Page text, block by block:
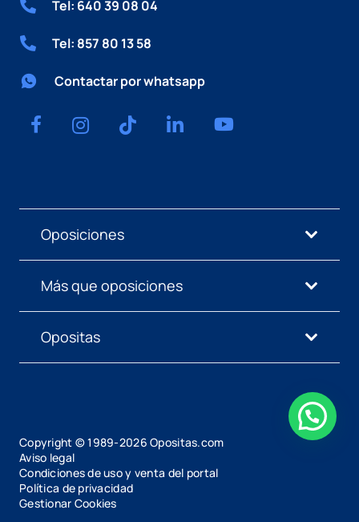
Tel: 640 39 08 04
Tel: 857 80 13 58
Contactar por whatsapp
Oposiciones
Más que oposiciones
Opositas
Copyright © 1989-2026 Opositas.com
Aviso legal
Condiciones de uso y venta del portal
Política de privacidad
Gestionar Cookies